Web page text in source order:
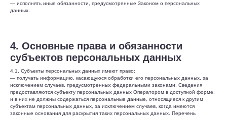
— исполнять иные обязанности, предусмотренные Законом о персональных
данных.
4. Основные права и обязанности
субъектов персональных данных
4.1. Субъекты персональных данных имеют право:
— получать информацию, касающуюся обработки его персональных данных, за
исключением случаев, предусмотренных федеральными законами. Сведения
предоставляются субъекту персональных данных Оператором в доступной форме,
и в них не должны содержаться персональные данные, относящиеся к другим
субъектам персональных данных, за исключением случаев, когда имеются
законные основания для раскрытия таких персональных данных. Перечень